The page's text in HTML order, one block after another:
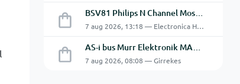
BSV81 Philips N Channel Mosfet Transistors.
7 aug 2026, 13:18 — Electronica Hobbyist
AS-i bus Murr Elektronik MASI20 AS-Interface I/O-module 56440
7 aug 2026, 08:08 — Girrekes